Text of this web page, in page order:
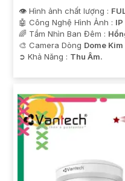
👁 Hình ảnh chất lượng :
🤖️ Công Nghệ Hình Ảnh : IP
🌈 Tầm Nhìn Ban Đêm :
🎨 Camera Dòng Dome Kim
️➲ Khả Năng : Thu Âm.